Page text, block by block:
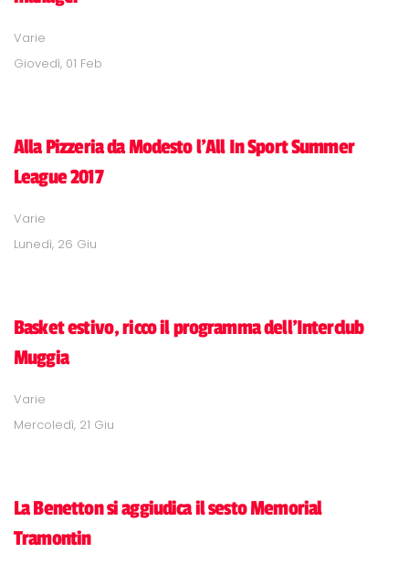
Varie
Giovedì, 01 Feb
Alla Pizzeria da Modesto l'All In Sport Summer
League 2017
Varie
Lunedì, 26 Giu
Basket estivo, ricco il programma dell'Interclub
Muggia
Varie
Mercoledì, 21 Giu
La Benetton si aggiudica il sesto Memorial
Tramontin